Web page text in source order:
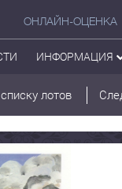
ОНЛАЙН-ОЦЕНКА
ИНФОРМАЦИЯ
лотов